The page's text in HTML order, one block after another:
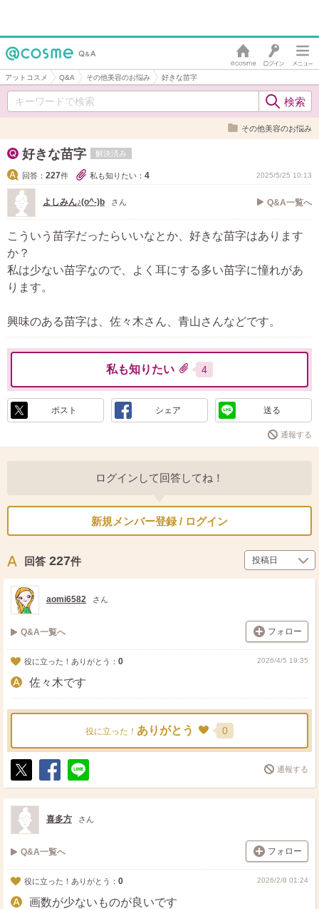
アットコスメ Q&A その他美容のお悩み 好きな苗字
その他美容のお悩み
好きな苗字 解決済み
回答： 227件 私も知りたい： 4 2025/5/25 10:13
よしみん♪(o^-)b さん Q&A一覧へ
こういう苗字だったらいいなとか、好きな苗字はあります
か？
私は少ない苗字なので、よく耳にする多い苗字に憧れがあ
ります。
興味のある苗字は、佐々木さん、青山さんなどです。
私も知りたい 4
ポスト シェア 送る
通報する
ログインして回答してね！
新規メンバー登録 / ログイン
回答 227件
aomi6582 さん
Q&A一覧へ フォロー
役に立った！ありがとう： 0 2026/4/5 19:35
佐々木です
役に立った！ ありがとう 0
ポ
ス
ト
シ
ェ
送
る
通報する
喜多方 さん
Q&A一覧へ フォロー
役に立った！ありがとう： 0 2026/2/8 01:24
画数が少ないものが良いです